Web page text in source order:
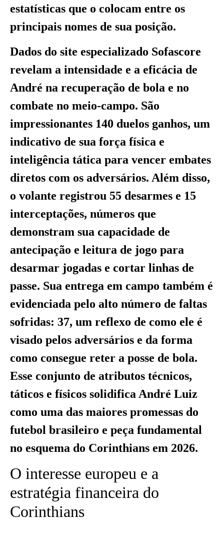
estatísticas que o colocam entre os
principais nomes de sua posição.
Dados do site especializado Sofascore
revelam a intensidade e a eficácia de
André na recuperação de bola e no
combate no meio-campo. São
impressionantes 140 duelos ganhos, um
indicativo de sua força física e
inteligência tática para vencer embates
diretos com os adversários. Além disso,
o volante registrou 55 desarmes e 15
interceptações, números que
demonstram sua capacidade de
antecipação e leitura de jogo para
desarmar jogadas e cortar linhas de
passe. Sua entrega em campo também é
evidenciada pelo alto número de faltas
sofridas: 37, um reflexo de como ele é
visado pelos adversários e da forma
como consegue reter a posse de bola.
Esse conjunto de atributos técnicos,
táticos e físicos solidifica André Luiz
como uma das maiores promessas do
futebol brasileiro e peça fundamental
no esquema do Corinthians em 2026.
O interesse europeu e a
estratégia financeira do
Corinthians